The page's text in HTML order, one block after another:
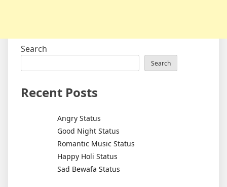
Search
Search
Recent Posts
Angry Status
Good Night Status
Romantic Music Status
Happy Holi Status
Sad Bewafa Status